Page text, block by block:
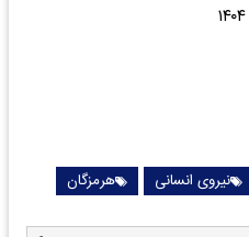
نیروی انسانی هرمزگان